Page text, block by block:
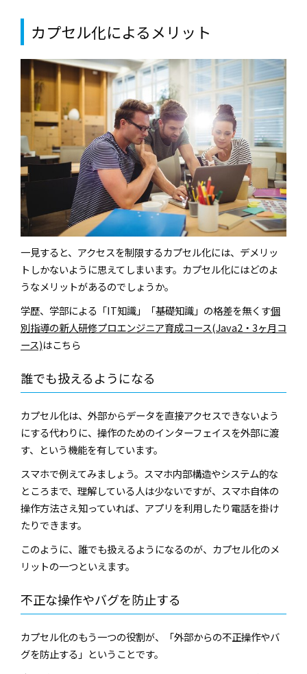
カプセル化によるメリット
一見すると、アクセスを制限するカプセル化には、デメリッ
トしかないように思えてしまいます。カプセル化にはどのよ
うなメリットがあるのでしょうか。
学歴、学部による「IT知識」「基礎知識」の格差を無くす個
別指導の新人研修プロエンジニア育成コース(Java2・3ヶ月コ
ース)はこちら
誰でも扱えるようになる
カプセル化は、外部からデータを直接アクセスできないよう
にする代わりに、操作のためのインターフェイスを外部に渡
す、という機能を有しています。
スマホで例えてみましょう。スマホ内部構造やシステム的な
ところまで、理解している人は少ないですが、スマホ自体の
操作方法さえ知っていれば、アプリを利用したり電話を掛け
たりできます。
このように、誰でも扱えるようになるのが、カプセル化のメ
リットの一つといえます。
不正な操作やバグを防止する
カプセル化のもう一つの役割が、「外部からの不正操作やバ
グを防止する」ということです。